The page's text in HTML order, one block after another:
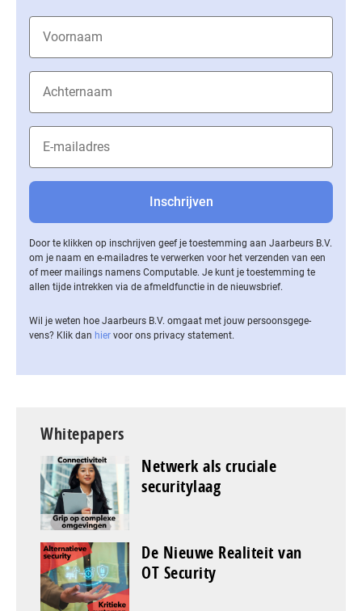
Door te klikken op inschrijven geef je toestemming aan Jaarbeurs B.V.
om je naam en e-mailadres te verwerken voor het verzenden van een
of meer mailings namens Computable. Je kunt je toestemming te
allen tijde intrekken via de af­meld­func­tie in de nieuwsbrief.
Wil je weten hoe Jaarbeurs B.V. omgaat met jouw per­soons­ge­ge­
vens? Klik dan hier voor ons privacy statement.
Whitepapers
Netwerk als cruciale
securitylaag
De Nieuwe Realiteit van
OT Security